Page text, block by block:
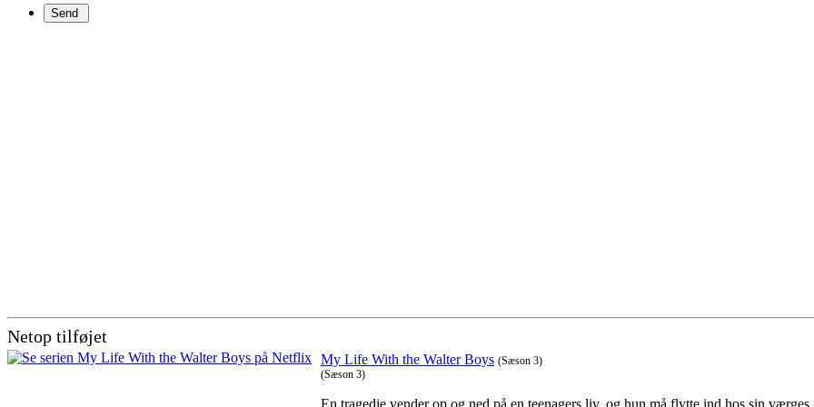
Netop tilføjet
My Life With the Walter Boys (Sæson 3)
(Sæson 3)
En tragedie vender op og ned på en teenagers liv, og hun må flytte ind hos sin